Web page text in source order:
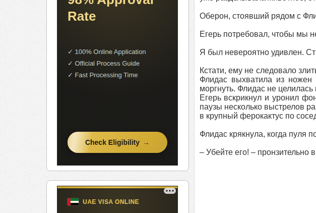
Оберон, стоявший рядом с
Егерь потребовал, чтобы мы
Я был невероятно удивлен.
Кстати, ему не следовало
Флидас выхватила из
моргнуть. Флидас не
Егерь вскрикнул и уронил
паузы несколько выстрелов
в крупный ферокактус по
Флидас крякнула, когда пуля
– Убейте его! – пронзительно